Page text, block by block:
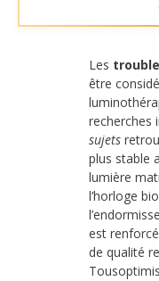
Les
être
recherches
sujets
plus stable
lumière
l’horloge
est
de qualité